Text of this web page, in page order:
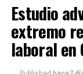
Estudio
extremo
laboral en